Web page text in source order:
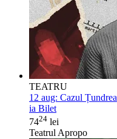
TEATRU
12 aug: Cazul Țundrea
ia Bilet
7424 lei
Teatrul Apropo